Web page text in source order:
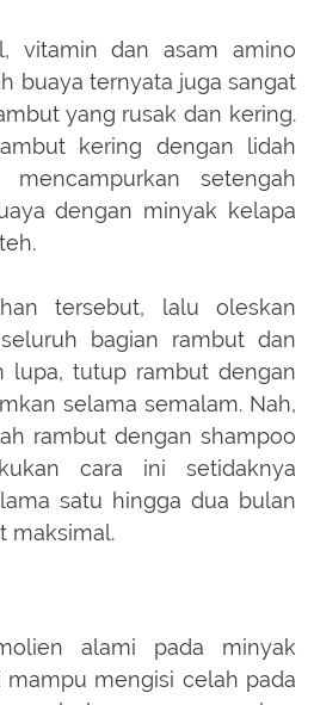
vitamin dan asam amino
buaya ternyata juga sangat
yang rusak dan kering.
kering dengan lidah
setengah
dengan minyak kelapa
tersebut, lalu oleskan
bagian rambut dan
lupa, tutup rambut dengan
selama semalam. Nah,
rambut dengan shampoo
cara ini setidaknya
satu hingga dua bulan
maksimal.
alami pada minyak
mengisi celah pada